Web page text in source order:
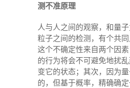
测不准原理
人与人之间的观察，和量
粒子之间的检测，有个共
这个不确定性来自两个因
的行为将会不可避免地扰
变它的状态；其次，因为
的，但基于概率，精确确